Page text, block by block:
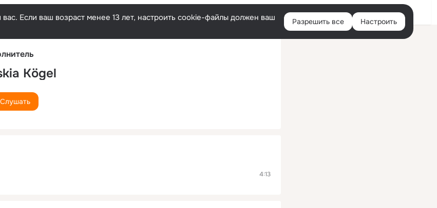
Русский Войти
Если ваш возраст менее 13 лет, настроить cookie-файлы должен ваш
Разрешить все Настроить
Kögel
Слушать
4:13